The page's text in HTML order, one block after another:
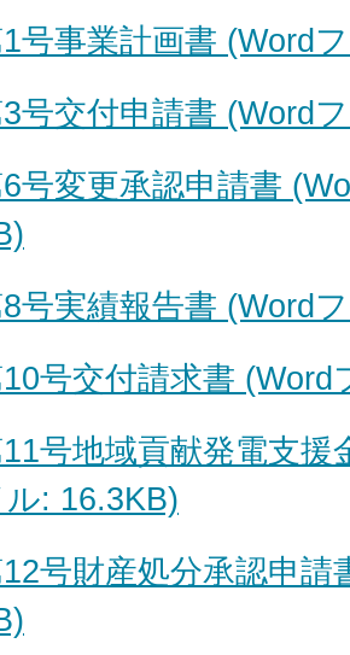
号事業計画書 (Word
号交付申請書 (Word
号変更承認申請書
号実績報告書 (Word
号交付請求書
号地域貢献発電支援
: 16.3KB)
号財産処分承認申請